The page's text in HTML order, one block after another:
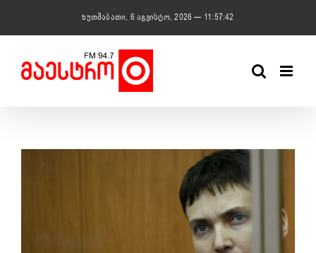
content
ხუთშაბათი, 6 აგვისტო, 2026 — 11:57:43